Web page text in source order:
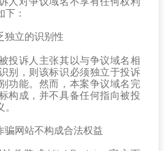
：
立的识别性
投诉人主张其以与争议域名相
别，则该标识必须独立于投诉
功能。然而，本案争议域名完
构成，并不具备任何指向被投
网站不构成合法权益